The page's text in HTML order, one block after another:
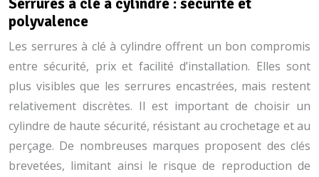
polyvalence
Les serrures à clé à cylindre offrent un bon compromis
entre sécurité, prix et facilité d’installation. Elles sont
plus visibles que les serrures encastrées, mais restent
relativement discrètes. Il est important de choisir un
cylindre de haute sécurité, résistant au crochetage et au
perçage. De nombreuses marques proposent des clés
brevetées, limitant ainsi le risque de reproduction de